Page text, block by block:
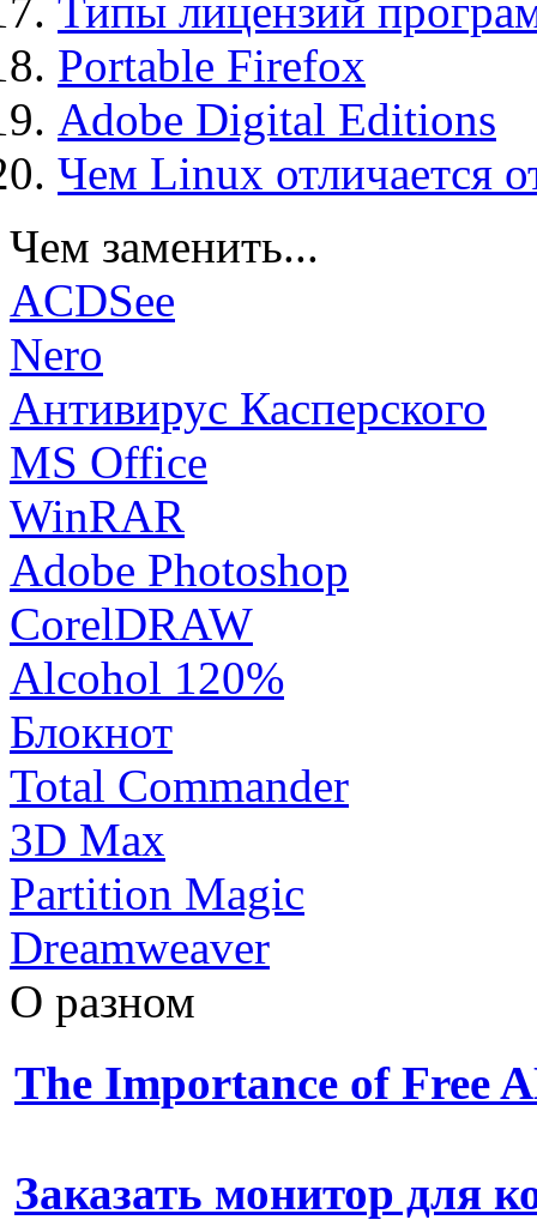
Типы лицензий
Portable Firefox
Adobe Digital Editions
Чем Linux отличается
Чем заменить...
ACDSee
Nero
Антивирус Касперского
MS Office
WinRAR
Adobe Photoshop
CorelDRAW
Alcohol 120%
Блокнот
Total Commander
3D Max
Partition Magic
Dreamweaver
О разном
The Importance of Free
Заказать монитор для